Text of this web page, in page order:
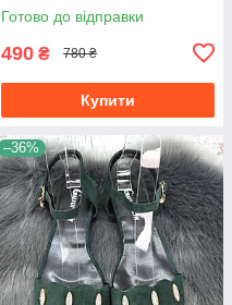
Готово до відправки
490 ₴ 780 ₴
Купити
–36%